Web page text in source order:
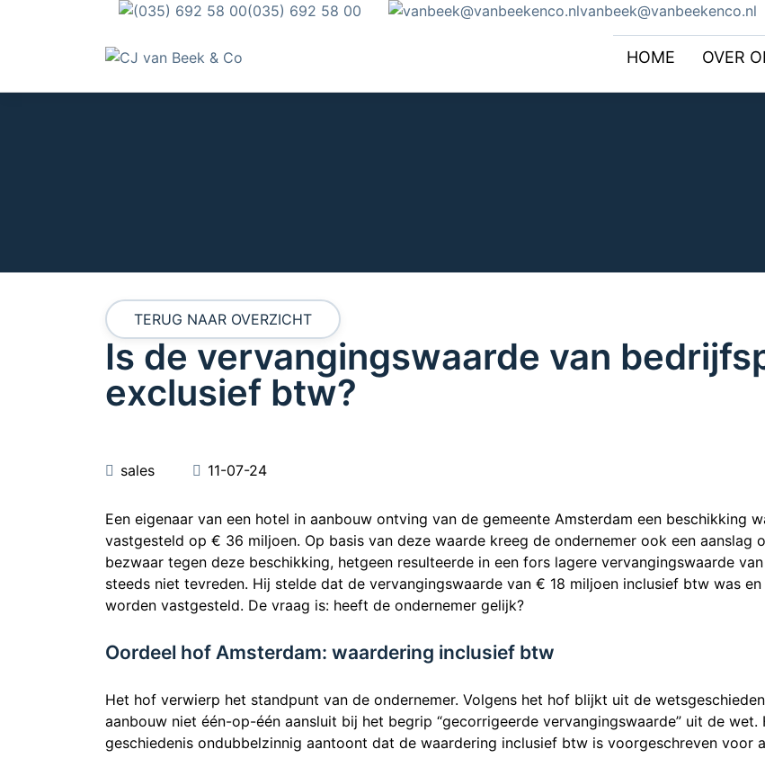
(035) 692 58 00 vanbeek@vanbeekenco.nl
HOME OVER
TERUG NAAR OVERZICHT
Is de vervangingswaarde van
exclusief btw?
sales 11-07-24
Een eigenaar van een hotel in aanbouw ontving van de gemeente Amsterdam een beschikking
vastgesteld op € 36 miljoen. Op basis van deze waarde kreeg de ondernemer ook een aanslag
bezwaar tegen deze beschikking, hetgeen resulteerde in een fors lagere vervangingswaarde
steeds niet tevreden. Hij stelde dat de vervangingswaarde van € 18 miljoen inclusief btw was
worden vastgesteld. De vraag is: heeft de ondernemer gelijk?
Oordeel hof Amsterdam: waardering inclusief btw
Het hof verwierp het standpunt van de ondernemer. Volgens het hof blijkt uit de
aanbouw niet één-op-één aansluit bij het begrip “gecorrigeerde vervangingswaarde” uit de
geschiedenis ondubbelzinnig aantoont dat de waardering inclusief btw is voorgeschreven voor